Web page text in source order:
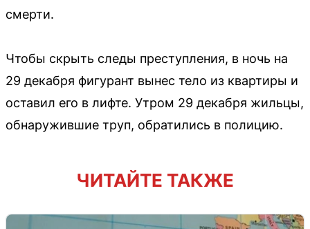
смерти.
Чтобы скрыть следы преступления, в ночь на
29 декабря фигурант вынес тело из квартиры и
оставил его в лифте. Утром 29 декабря жильцы,
обнаружившие труп, обратились в полицию.
ЧИТАЙТЕ ТАКЖЕ